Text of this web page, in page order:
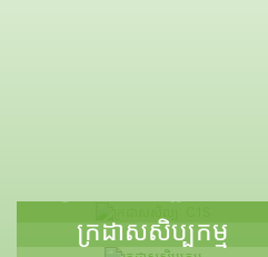
ក្រដាសសិប្បកម្ម